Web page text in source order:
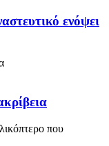
ενόψει